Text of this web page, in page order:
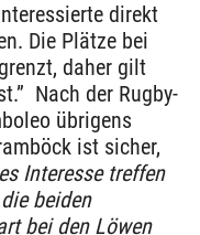
direkt
Die Plätze bei
daher gilt
Nach der Rugby-
übrigens
ist sicher,
Interesse treffen
beiden
bei den Löwen